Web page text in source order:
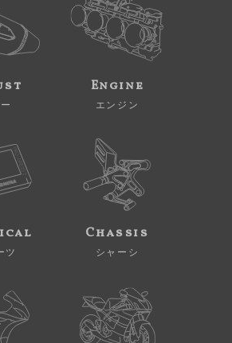
Engine
エンジン
ツ
Chassis
シャーシ